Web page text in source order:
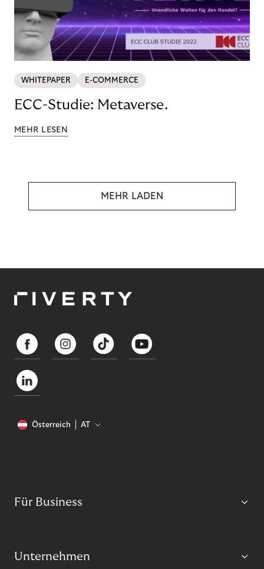
WHITEPAPER E-COMMERCE
ECC-Studie: Metaverse.
MEHR LESEN
MEHR LADEN
Österreich AT
Für Business
Unternehmen